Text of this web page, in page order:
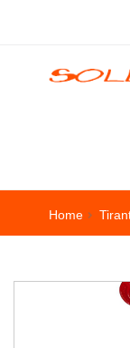
Home